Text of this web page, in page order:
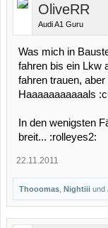
OliveRR
Audi A1 Guru
Was mich in
fahren bis ein Lkw
fahren trauen,
Haaaaaaaaaaals
In den wenigsten
breit... :rolleyes2:
22.11.2011
Thooomas Nightiii und